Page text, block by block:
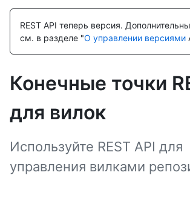
REST API теперь версия.
см. в разделе "О управлении версиями
Конечные точки
для вилок
Используйте REST API для
управления вилками